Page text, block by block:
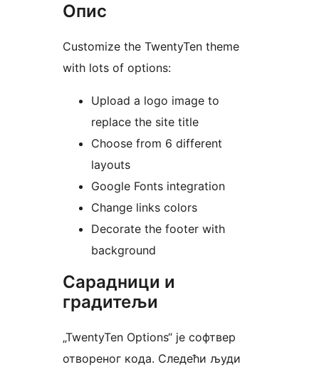
Опис
Customize the TwentyTen theme
with lots of options:
Upload a logo image to
replace the site title
Choose from 6 different
layouts
Google Fonts integration
Change links colors
Decorate the footer with
background
Сарадници и
градитељи
„TwentyTen Options“ је софтвер
отвореног кода. Следећи људи